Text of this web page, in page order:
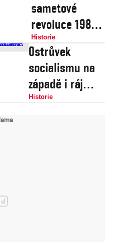
sametové
revoluce 1989
přehledně: Od
útěku
„dederonů“ po
zvolení Václava
Havla
Historie
Ostrůvek
socialismu na
západě i ráj
Trabantů. Před
Historie